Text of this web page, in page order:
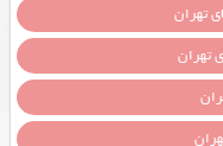
تهران
تهران